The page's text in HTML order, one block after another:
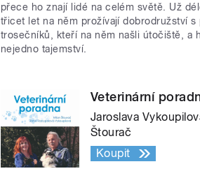
přece ho znají lidé na celém světě. Už
třicet let na něm prožívají dobrodružství s
trosečníků, kteří na něm našli útočiště, a
nejedno tajemství.
Veterinární
Jaroslava
Štourač
Koupit